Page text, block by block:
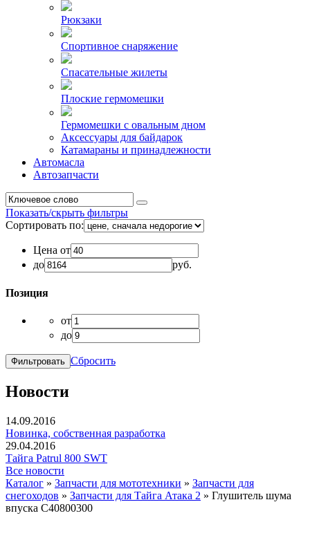
Рюкзаки
Спортивное снаряжение
Спасательные жилеты
Плоские гермомешки
Гермомешки с овальным дном
Аксессуары для байдарок
Катамараны и принадлежности
Автомасла
Автозапчасти
Показать/скрыть фильтры
Сортировать по:
Цена от
до
руб.
Позиция
от
до
Сбросить
Новости
14.09.2016
Новинка, собственная разработка
29.04.2016
Тайга Patrul 800 SWT
Все новости
Каталог » Запчасти для мототехники » Запчасти для
снегоходов » Запчасти для Тайга Атака 2 » Глушитель шума
впуска С40800300